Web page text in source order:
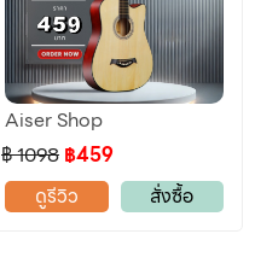
Aiser Shop
฿ 1098 ฿459
ดูรีวิว
สั่งซื้อ